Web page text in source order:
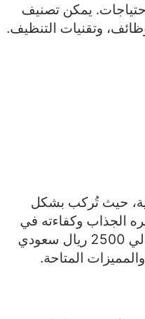
يمكن تصنيف
وتقنيات التنظيف.
حيث تُركب بشكل
الجذاب وكفاءته في
استغلال المساحة. تبدأ أسعار غسالات الصحون المدمجة من حوالي 2500 ريال سعودي